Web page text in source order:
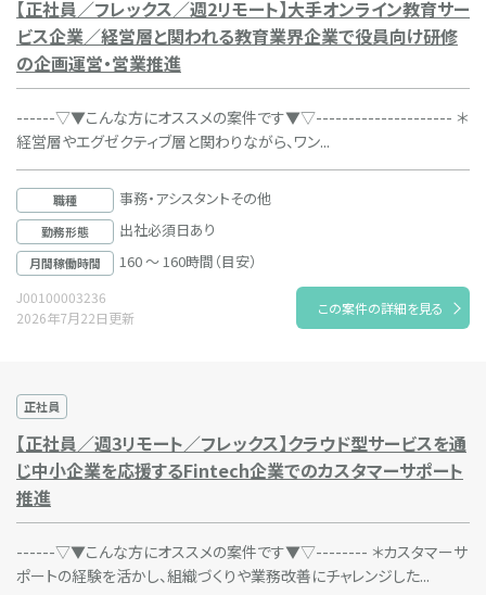
【正社員／フレックス／週2リモート】大手オンライン教育サー
ビス企業／経営層と関われる教育業界企業で役員向け研修
の企画運営・営業推進
------▽▼こんな方にオススメの案件です▼▽--------------------- ＊
経営層やエグゼクティブ層と関わりながら、ワン...
職種 事務・アシスタントその他
勤務形態 出社必須日あり
月間稼働時間 160 ～ 160時間（目安）
J00100003236
2026年7月22日更新
この案件の詳細を見る
正社員
【正社員／週3リモート／フレックス】クラウド型サービスを通
じ中小企業を応援するFintech企業でのカスタマーサポート
推進
------▽▼こんな方にオススメの案件です▼▽-------- ＊カスタマーサ
ポートの経験を活かし、組織づくりや業務改善にチャレンジした...